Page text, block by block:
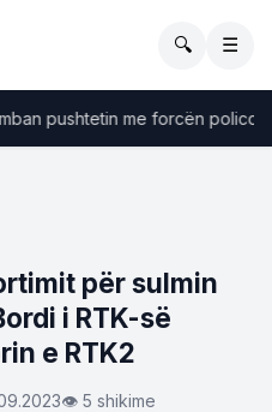
🔍 ☰
pushtetin me forcën policore”
për sulmin
i RTK-së
e RTK2
👁 5 shikime